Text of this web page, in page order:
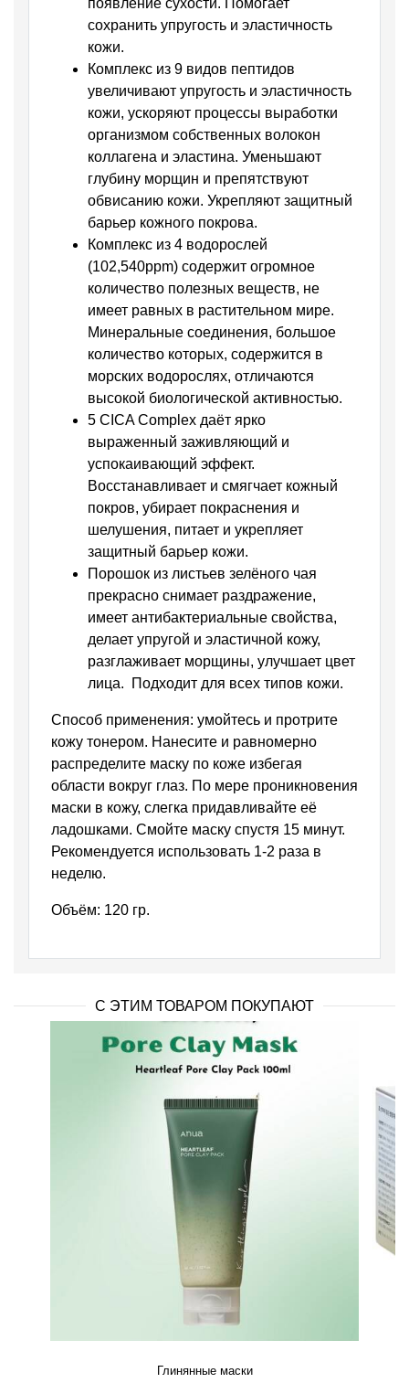
появление сухости. Помогает
сохранить упругость и эластичность
кожи.
Комплекс из 9 видов пептидов
увеличивают упругость и эластичность
кожи, ускоряют процессы выработки
организмом собственных волокон
коллагена и эластина. Уменьшают
глубину морщин и препятствуют
обвисанию кожи. Укрепляют защитный
барьер кожного покрова.
Комплекс из 4 водорослей
(102,540ppm) содержит огромное
количество полезных веществ, не
имеет равных в растительном мире.
Минеральные соединения, большое
количество которых, содержится в
морских водорослях, отличаются
высокой биологической активностью.
5 CICA Complex даёт ярко
выраженный заживляющий и
успокаивающий эффект.
Восстанавливает и смягчает кожный
покров, убирает покраснения и
шелушения, питает и укрепляет
защитный барьер кожи.
Порошок из листьев зелёного чая
прекрасно снимает раздражение,
имеет антибактериальные свойства,
делает упругой и эластичной кожу,
разглаживает морщины, улучшает цвет
лица.
Подходит для всех типов кожи.
Способ применения: умойтесь и протрите
кожу тонером. Нанесите и равномерно
распределите маску по коже избегая
области вокруг глаз. По мере проникновения
маски в кожу, слегка придавливайте её
ладошками. Смойте маску спустя 15 минут.
Рекомендуется использовать 1-2 раза в
неделю.
Объём: 120 гр.
С ЭТИМ ТОВАРОМ ПОКУПАЮТ
Глинянные маски